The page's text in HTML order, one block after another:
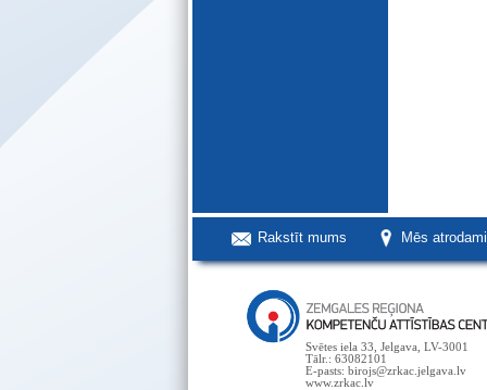
Rakstīt mums Mēs
Svētes iela 33, Jelgava, LV-3001
Tālr.: 63082101
E-pasts: birojs@zrkac.jelgava.lv
www.zrkac.lv